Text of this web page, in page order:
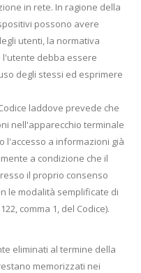
in rete. In ragione della
possono avere
utenti, la normativa
debba essere
degli stessi ed esprimere
laddove prevede che
nell'apparecchio terminale
l'accesso a informazioni già
a condizione che il
il proprio consenso
le modalità semplificate di
comma 1, del Codice).
eliminati al termine della
memorizzati nei